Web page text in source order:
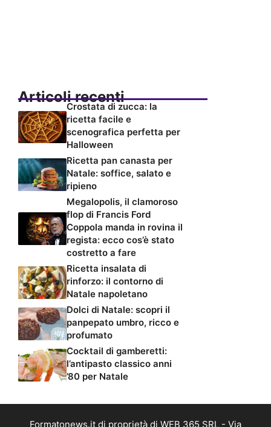
Articoli recenti
Crostata di zucca: la
ricetta facile e
scenografica perfetta per
Halloween
Ricetta pan canasta per
Natale: soffice, salato e
ripieno
Megalopolis, il clamoroso
flop di Francis Ford
Coppola manda in rovina il
regista: ecco cos’è stato
costretto a fare
Ricetta insalata di
rinforzo: il contorno di
Natale napoletano
Dolci di Natale: scopri il
panpepato umbro, ricco e
profumato
Cocktail di gamberetti:
l’antipasto classico anni
’80 per Natale
Formatonews.it di proprietà di WEB 365 SRL - Via